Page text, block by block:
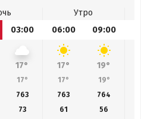
Утро
03:00 06:00 09:00
17° 17° 19°
17° 17° 19°
763 763 764
73 61 56